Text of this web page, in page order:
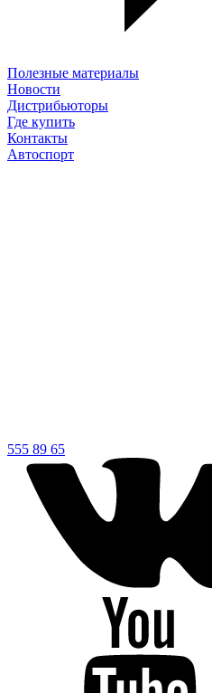
Полезные материалы
Новости
Дистрибьюторы
Где купить
Контакты
Автоспорт
555 89 65